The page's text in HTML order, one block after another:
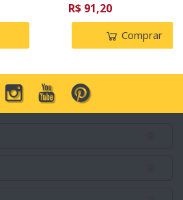
R$ 91,20
Comprar